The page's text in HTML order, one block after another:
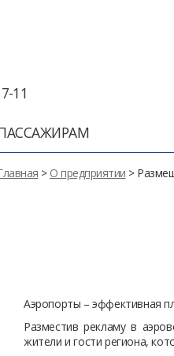
11
> О предприятии >
Аэропорты – эффективная
Разместив рекламу в
жители и гости региона,